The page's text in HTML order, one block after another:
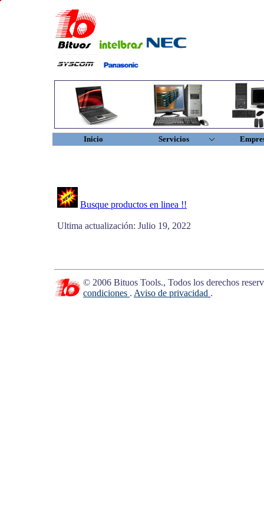
Inicio Servicios
Busque productos en linea !!
Ultima actualización: Julio 19, 2022
© 2006 Bituos Tools., Todos los derechos
condiciones . Aviso de privacidad .